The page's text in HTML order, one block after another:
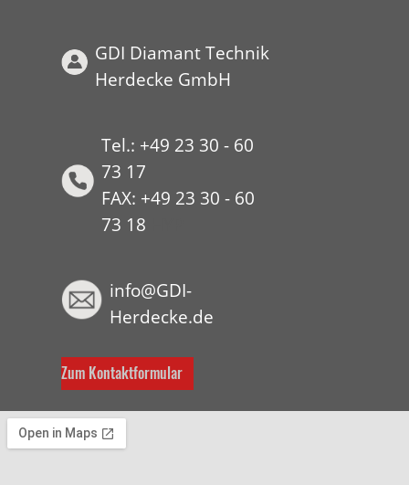
GDI Diamant Technik
Herdecke GmbH
Tel.: +49 23 30 - 60
73 17
FAX: +49 23 30 - 60
73 18
info@GDI-
Herdecke.de
Zum Kontaktformular